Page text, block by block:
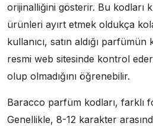
orijinalliğini gösterir. Bu kodları
ürünleri ayırt etmek oldukça
kullanıcı, satın aldığı
resmi web sitesinde kontrol
olup olmadığını öğrenebilir.
Baracco parfüm kodları, farklı
Genellikle, 8-12 karakter